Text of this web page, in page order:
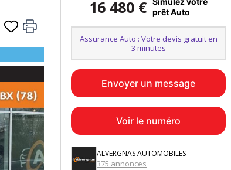
16 480 € prêt Auto
Assurance Auto : Votre devis gratuit en
3 minutes
Envoyer un message
Voir le numéro
ALVERGNAS AUTOMOBILES
375 annonces